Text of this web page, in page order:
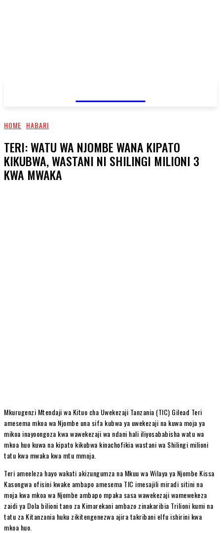
HOME HABARI
TERI: WATU WA NJOMBE WANA KIPATO
KIKUBWA, WASTANI NI SHILINGI MILIONI 3
KWA MWAKA
Mkurugenzi Mtendaji wa Kituo cha Uwekezaji Tanzania (TIC) Gilead Teri
amesema mkoa wa Njombe una sifa kubwa ya uwekezaji na kuwa moja ya
mikoa inayoongoza kwa wawekezaji wa ndani hali iliyosababisha watu wa
mkoa huo kuwa na kipato kikubwa kinachofikia wastani wa Shilingi milioni
tatu kwa mwaka kwa mtu mmoja.
Teri ameeleza hayo wakati akizungumza na Mkuu wa Wilaya ya Njombe Kissa
Kasongwa ofisini kwake ambapo amesema TIC imesajili miradi sitini na
moja kwa mkoa wa Njombe ambapo mpaka sasa wawekezaji wamewekeza
zaidi ya Dola bilioni tano za Kimarekani ambazo zinakaribia Trilioni kumi na
tatu za Kitanzania huku zikitengenezwa ajira takribani elfu ishirini kwa
mkoa huo.